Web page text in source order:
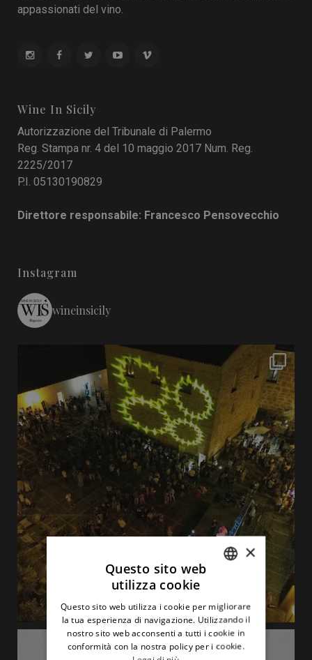
appassionati del vino.
Wine In Sicily
Autorizzazione del Tribunale di Palermo
Reg. Stampa nr. 4 del 10 maggio 2017 Num. Reg.
2225/2017
P.I. 05130190829
Direttore responsabile: Francesco Pensovecchio
Instagram
wineinsicily
ENGLISH
×
Questo sito web
utilizza cookie
Questo sito web utilizza i cookie per migliorare
la tua esperienza di navigazione. Utilizzando il
nostro sito web acconsenti a tutti i cookie in
conformità con la nostra policy per i cookie.